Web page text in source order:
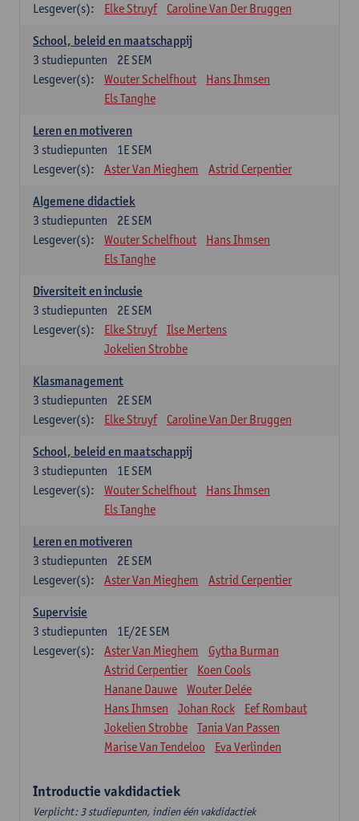
Lesgever(s):
Elke Struyf Caroline Van Der Bruggen
School, beleid en maatschappij
2E SEM
3 studiepunten
Lesgever(s):
Wouter Schelfhout
Hans Ihmsen
Els Tanghe
Leren en motiveren
1E SEM
3 studiepunten
Lesgever(s):
Aster Van Mieghem Astrid Cerpentier
Algemene didactiek
2E SEM
3 studiepunten
Lesgever(s):
Wouter Schelfhout
Hans Ihmsen
Els Tanghe
Diversiteit en inclusie
2E SEM
3 studiepunten
Lesgever(s):
Elke Struyf
Ilse Mertens
Jokelien Strobbe
Klasmanagement
2E SEM
3 studiepunten
Lesgever(s):
Elke Struyf Caroline Van Der Bruggen
School, beleid en maatschappij
1E SEM
3 studiepunten
Lesgever(s):
Wouter Schelfhout
Hans Ihmsen
Els Tanghe
Leren en motiveren
2E SEM
3 studiepunten
Lesgever(s):
Aster Van Mieghem Astrid Cerpentier
Supervisie
1E/2E SEM
3 studiepunten
Lesgever(s):
Aster Van Mieghem
Gytha Burman
Astrid Cerpentier
Koen Cools
Hanane Dauwe
Wouter Delée
Hans Ihmsen
Johan Rock
Eef Rombaut
Jokelien Strobbe
Tania Van Passen
Marise Van Tendeloo
Eva Verlinden
Introductie vakdidactiek
Verplicht: 3 studiepunten, indien één vakdidactiek